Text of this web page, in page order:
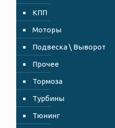
КПП
Моторы
Подвеска \ Выворот
Прочее
Тормоза
Турбины
Тюнинг